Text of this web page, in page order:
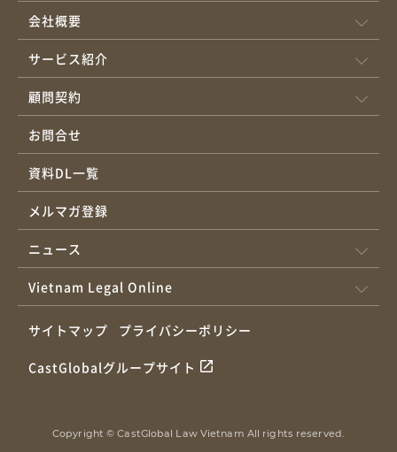
会社概要
サービス紹介
顧問契約
お問合せ
資料DL一覧
メルマガ登録
ニュース
Vietnam Legal Online
サイトマップ プライバシーポリシー
CastGlobalグループサイト
Copyright © CastGlobal Law Vietnam All rights reserved.